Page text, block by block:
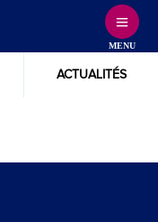
MENU
ACTUALITÉS